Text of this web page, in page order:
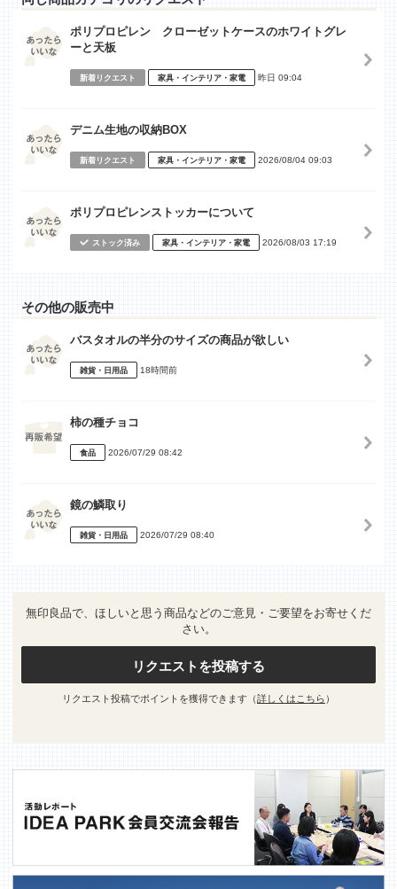
ポリプロピレン クローゼットケースのホワイトグレ
ーと天板
新着リクエスト 家具・インテリア・家電 昨日 09:04
デニム生地の収納BOX
新着リクエスト 家具・インテリア・家電 2026/08/04 09:03
ポリプロピレンストッカーについて
ストック済み 家具・インテリア・家電 2026/08/03 17:19
その他の販売中
バスタオルの半分のサイズの商品が欲しい
雑貨・日用品 18時間前
柿の種チョコ
食品 2026/07/29 08:42
鏡の鱗取り
雑貨・日用品 2026/07/29 08:40
無印良品で、ほしいと思う商品などのご意見・ご要望をお寄せくだ
さい。
リクエストを投稿する
リクエスト投稿でポイントを獲得できます（詳しくはこちら ）